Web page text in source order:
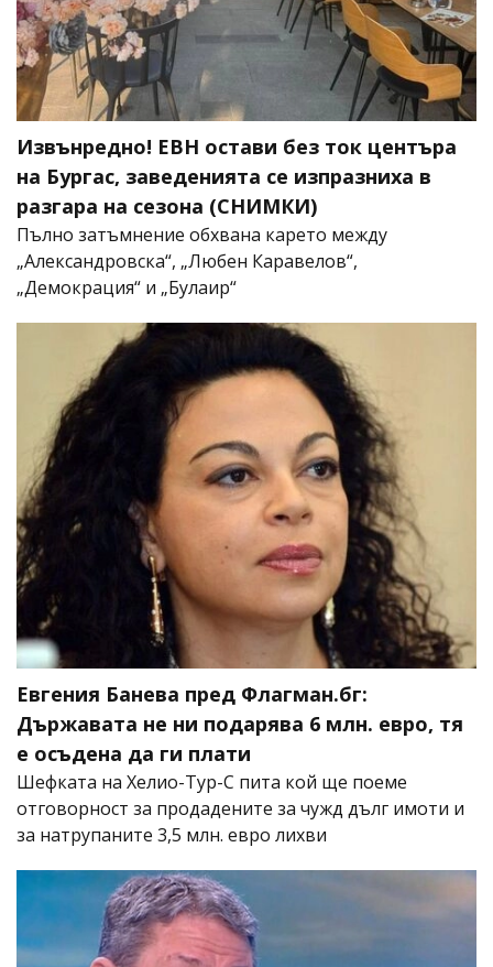
Извънредно! ЕВН остави без ток центъра
на Бургас, заведенията се изпразниха в
разгара на сезона (СНИМКИ)
Пълно затъмнение обхвана карето между
„Александровска“, „Любен Каравелов“,
„Демокрация“ и „Булаир“
Евгения Банева пред Флагман.бг:
Държавата не ни подарява 6 млн. евро, тя
е осъдена да ги плати
Шефката на Хелио-Тур-С пита кой ще поеме
отговорност за продадените за чужд дълг имоти и
за натрупаните 3,5 млн. евро лихви